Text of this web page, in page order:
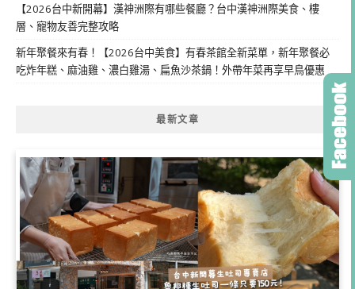
【2026台中新開幕】漢神洲際有哪些餐廳？台中漢神洲際美食、樓
層、寵物友善完整攻略
新年聚餐來有春！【2026台中美食】有春茶館全新菜單，新年聚餐必
吃炸年糕、麻油雞、濃白雞湯、扁魚沙茶鍋！外帶年菜再享早鳥優惠
最新文章